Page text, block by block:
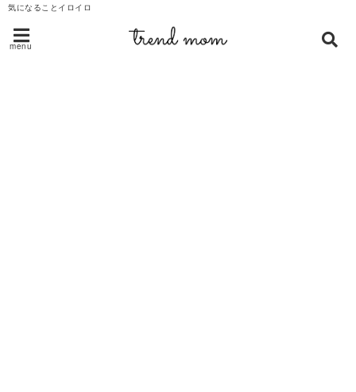
気になることイロイロ
menu